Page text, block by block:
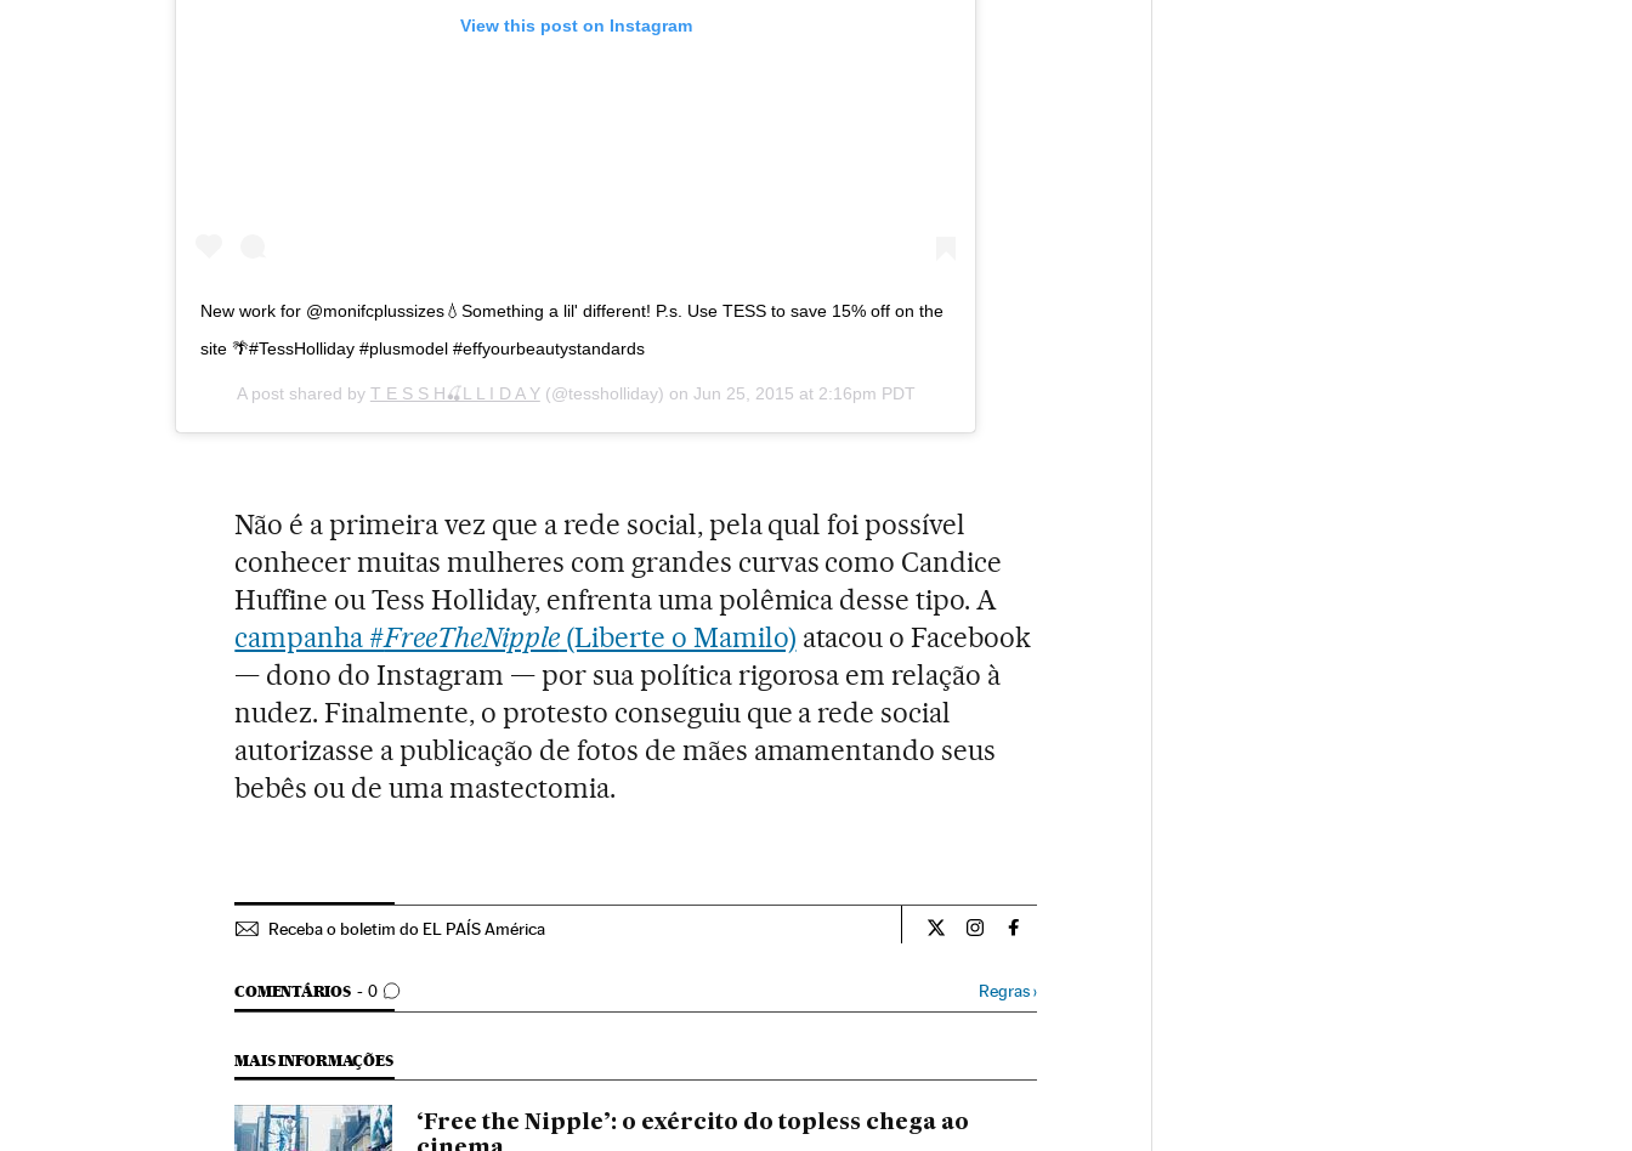
View this post on Instagram
New work for @monifcplussizes💧Something a lil' different! P.s. Use TESS to save 15% off on the
site 🌴#TessHolliday #plusmodel #effyourbeautystandards
A post shared by T E S S H🍒L L I D A Y(@tessholliday) on Jun 25, 2015 at 2:16pm PDT
Não é a primeira vez que a rede social, pela qual foi possível
conhecer muitas mulheres com grandes curvas como Candice
Huffine ou Tess Holliday, enfrenta uma polêmica desse tipo. A
campanha #FreeTheNipple(Liberte o Mamilo) atacou o Facebook
— dono do Instagram — por sua política rigorosa em relação à
nudez. Finalmente, o protesto conseguiu que a rede social
autorizasse a publicação de fotos de mães amamentando seus
bebês ou de uma mastectomia.
Receba o boletim do EL PAÍS América Estilo El País Brasil en Twitter
Estilo El País Brasil en Instagram
Estilo El País Brasil en Facebook
COMENTÁRIOS 0
COMENTÁRIOS Regras›
MAIS INFORMAÇÕES
‘Free the Nipple’: o exército do topless chega ao